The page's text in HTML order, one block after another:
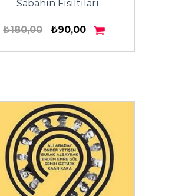
Sabahın Fısıltıları
₺180,00 ₺90,00